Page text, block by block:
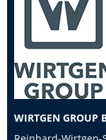
WIRTGEN GROUP